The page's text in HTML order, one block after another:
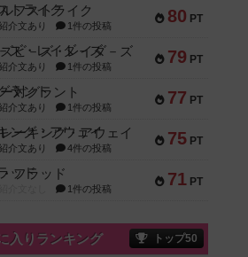
80 PT
フストライク
介文あり 1件の投稿
79 PT
ビ－ズ・レイダ－ズ
介文あり 1件の投稿
77 PT
対グラント
介文あり 1件の投稿
75 PT
ーキング・アウェイ
介文あり 4件の投稿
71 PT
フラッド
1件の投稿
入りランキング トップ50